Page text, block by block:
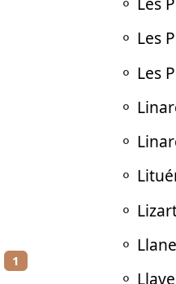
1
⚬ Les
⚬ Les
⚬
⚬
⚬
⚬
⚬
⚬